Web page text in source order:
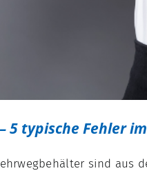
5 typische Fehler
sind aus